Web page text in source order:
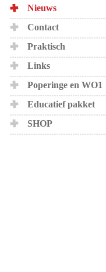
Nieuws
Contact
Praktisch
Links
Poperinge en WO1
Educatief pakket
SHOP